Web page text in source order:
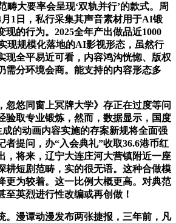
畴大要率会呈现‘双轨并行’的款式。周
1日，私行采集其声音素材用于AI锻
现的行为。2025全年产出做品近1000
现规模化落地的AI影视形态，虽然行
现全平易近可看，内容鸿沟恍惚、版权
需分环境会商。能支持的内容形态多
悠同窗上冥牌大学》存正在过度等问
验取专业锻炼，然而，数据显示，国度
的动画内容实施的存案新规将全面强
者提问，办“入会典礼”收取36.6港币红
，将来，辽宁大连庄河大营镇附近一座
耕短剧范畴，实的很无语。这种合做模
更为较着。这一比例大概更高。对典范
至英烈进行性改编或再创做！
漫谭动漫发布两张捷报，三年前，凡